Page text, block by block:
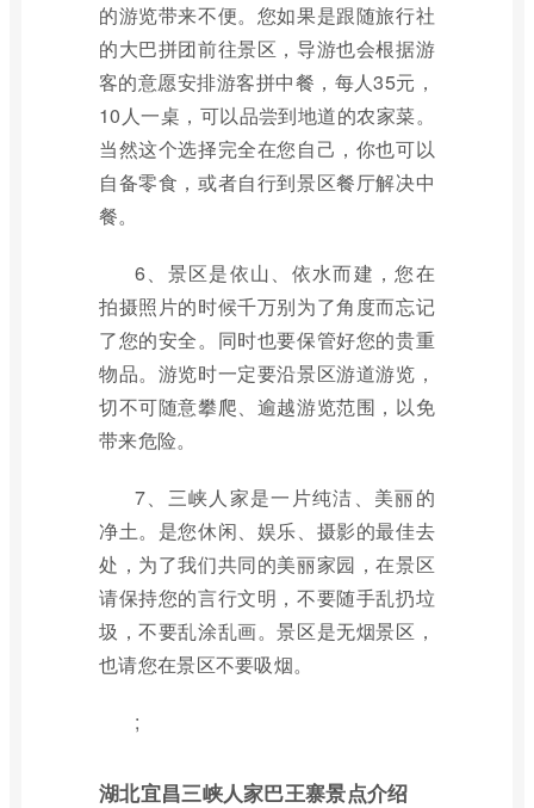
的游览带来不便。您如果是跟随旅行社
的大巴拼团前往景区，导游也会根据游
客的意愿安排游客拼中餐，每人35元，
10人一桌，可以品尝到地道的农家菜。
当然这个选择完全在您自己，你也可以
自备零食，或者自行到景区餐厅解决中
餐。
6、景区是依山、依水而建，您在
拍摄照片的时候千万别为了角度而忘记
了您的安全。同时也要保管好您的贵重
物品。游览时一定要沿景区游道游览，
切不可随意攀爬、逾越游览范围，以免
带来危险。
7、三峡人家是一片纯洁、美丽的
净土。是您休闲、娱乐、摄影的最佳去
处，为了我们共同的美丽家园，在景区
请保持您的言行文明，不要随手乱扔垃
圾，不要乱涂乱画。景区是无烟景区，
也请您在景区不要吸烟。
;
湖北宜昌三峡人家巴王寨景点介绍